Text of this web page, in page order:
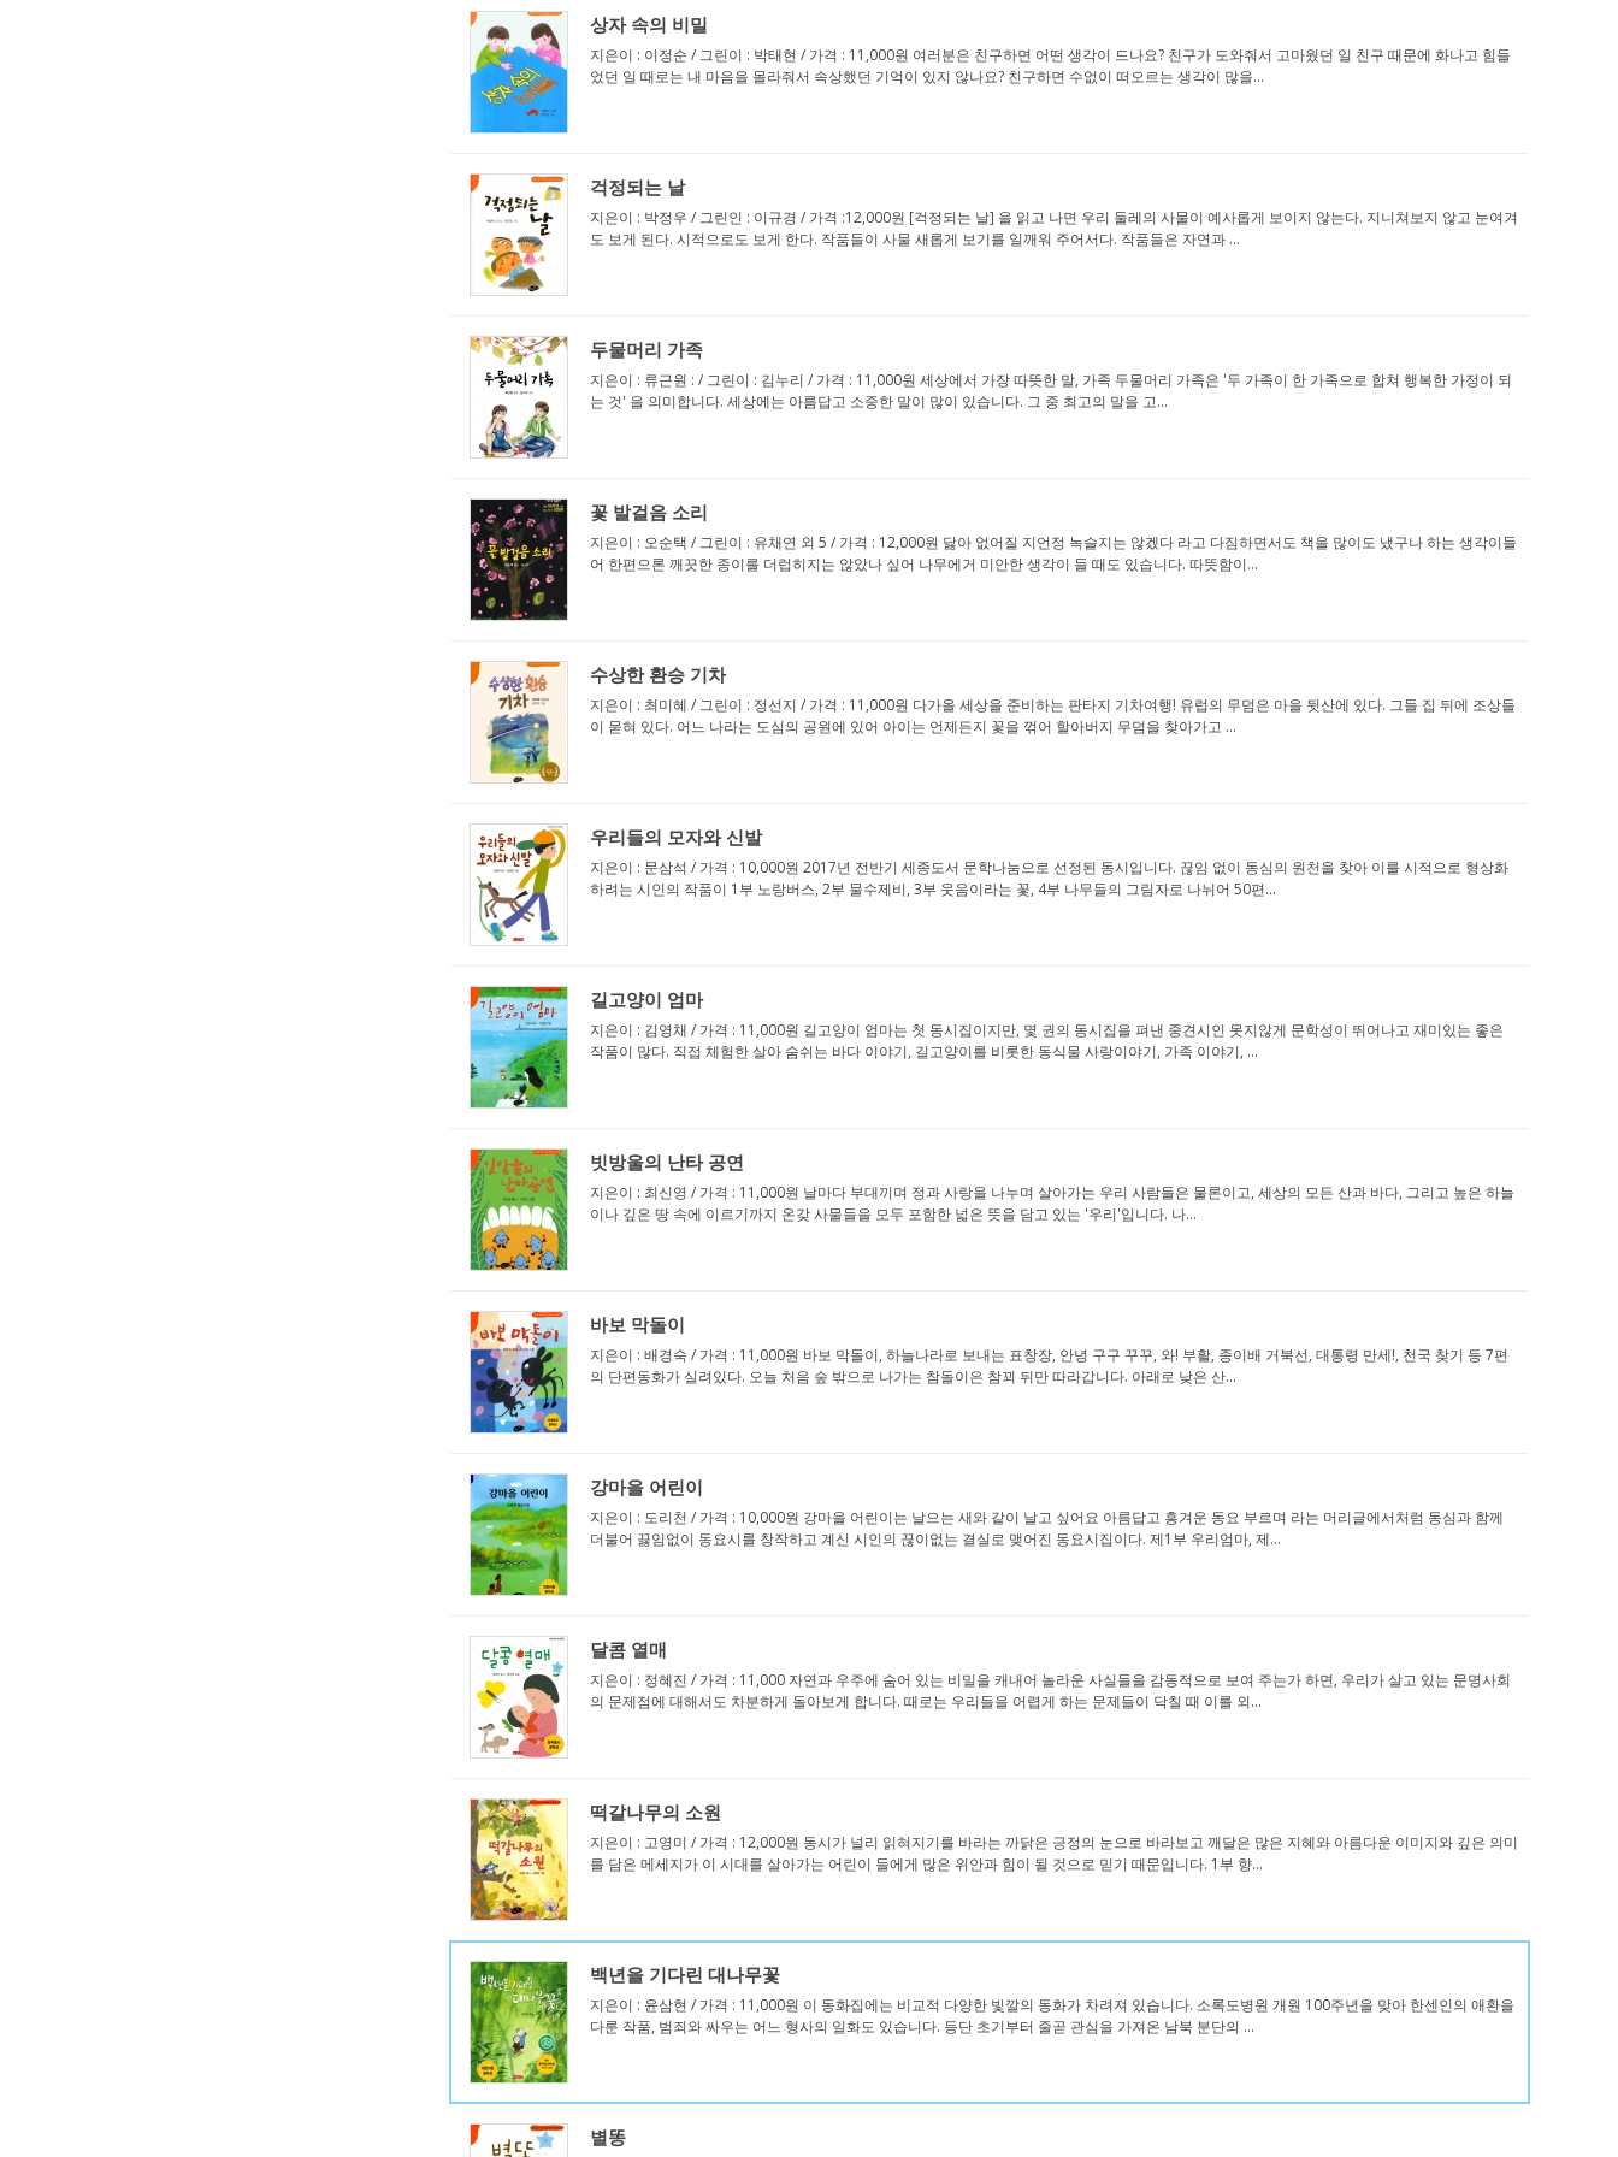
상자 속의 비밀
지은이 : 이정순 / 그린이 : 박태현 / 가격 : 11,000원 여러분은 친구하면 어떤 생각이 드나요? 친구가 도와줘서 고마웠던 일 친구 때문에 화나고 힘들
었던 일 때로는 내 마음을 몰라줘서 속상했던 기억이 있지 않나요? 친구하면 수없이 떠오르는 생각이 많을...
걱정되는 날
지은이 : 박정우 / 그린인 : 이규경 / 가격 :12,000원 [걱정되는 날] 을 읽고 나면 우리 둘레의 사물이 예사롭게 보이지 않는다. 지니쳐보지 않고 눈여겨
도 보게 된다. 시적으로도 보게 한다. 작품들이 사물 새롭게 보기를 일깨워 주어서다. 작품들은 자연과 ...
두물머리 가족
지은이 : 류근원 : / 그린이 : 김누리 / 가격 : 11,000원 세상에서 가장 따뜻한 말, 가족 두물머리 가족은 '두 가족이 한 가족으로 합쳐 행복한 가정이 되
는 것' 을 의미합니다. 세상에는 아름답고 소중한 말이 많이 있습니다. 그 중 최고의 말을 고...
꽃 발걸음 소리
지은이 : 오순택 / 그린이 : 유채연 외 5 / 가격 : 12,000원 닳아 없어질 지언정 녹슬지는 않겠다 라고 다짐하면서도 책을 많이도 냈구나 하는 생각이들
어 한편으론 깨끗한 종이를 더럽히지는 않았나 싶어 나무에거 미안한 생각이 들 때도 있습니다. 따뜻함이...
수상한 환승 기차
지은이 : 최미혜 / 그린이 : 정선지 / 가격 : 11,000원 다가올 세상을 준비하는 판타지 기차여행! 유럽의 무덤은 마을 뒷산에 있다. 그들 집 뒤에 조상들
이 묻혀 있다. 어느 나라는 도심의 공원에 있어 아이는 언제든지 꽃을 꺾어 할아버지 무덤을 찾아가고 ...
우리들의 모자와 신발
지은이 : 문삼석 / 가격 : 10,000원 2017년 전반기 세종도서 문학나눔으로 선정된 동시입니다. 끊임 없이 동심의 원천을 찾아 이를 시적으로 형상화
하려는 시인의 작품이 1부 노랑버스, 2부 물수제비, 3부 웃음이라는 꽃, 4부 나무들의 그림자로 나뉘어 50편...
길고양이 엄마
지은이 : 김영채 / 가격 : 11,000원 길고양이 엄마는 첫 동시집이지만, 몇 권의 동시집을 펴낸 중견시인 못지않게 문학성이 뛰어나고 재미있는 좋은
작품이 많다. 직접 체험한 살아 숨쉬는 바다 이야기, 길고양이를 비롯한 동식물 사랑이야기, 가족 이야기, ...
빗방울의 난타 공연
지은이 : 최신영 / 가격 : 11,000원 날마다 부대끼며 정과 사랑을 나누며 살아가는 우리 사람들은 물론이고, 세상의 모든 산과 바다, 그리고 높은 하늘
이나 깊은 땅 속에 이르기까지 온갖 사물들을 모두 포함한 넓은 뜻을 담고 있는 '우리'입니다. 나...
바보 막돌이
지은이 : 배경숙 / 가격 : 11,000원 바보 막돌이, 하늘나라로 보내는 표창장, 안녕 구구 꾸꾸, 와! 부활, 종이배 거북선, 대통령 만세!, 천국 찾기 등 7편
의 단편동화가 실려있다. 오늘 처음 숲 밖으로 나가는 참돌이은 참꾀 뒤만 따라갑니다. 아래로 낮은 산...
강마을 어린이
지은이 : 도리천 / 가격 : 10,000원 강마을 어린이는 날으는 새와 같이 날고 싶어요 아름답고 흥겨운 동요 부르며 라는 머리글에서처럼 동심과 함께
더불어 끓임없이 동요시를 창작하고 계신 시인의 끊이없는 결실로 맺어진 동요시집이다. 제1부 우리엄마, 제...
달콤 열매
지은이 : 정혜진 / 가격 : 11,000 자연과 우주에 숨어 있는 비밀을 캐내어 놀라운 사실들을 감동적으로 보여 주는가 하면, 우리가 살고 있는 문명사회
의 문제점에 대해서도 차분하게 돌아보게 합니다. 때로는 우리들을 어렵게 하는 문제들이 닥칠 때 이를 외...
떡갈나무의 소원
지은이 : 고영미 / 가격 : 12,000원 동시가 널리 읽혀지기를 바라는 까닭은 긍정의 눈으로 바라보고 깨달은 많은 지혜와 아름다운 이미지와 깊은 의미
를 담은 메세지가 이 시대를 살아가는 어린이 들에게 많은 위안과 힘이 될 것으로 믿기 때문입니다. 1부 향...
백년을 기다린 대나무꽃
지은이 : 윤삼현 / 가격 : 11,000원 이 동화집에는 비교적 다양한 빛깔의 동화가 차려져 있습니다. 소록도병원 개원 100주년을 맞아 한센인의 애환을
다룬 작품, 범죄와 싸우는 어느 형사의 일화도 있습니다. 등단 초기부터 줄곧 관심을 가져온 남북 분단의 ...
별똥